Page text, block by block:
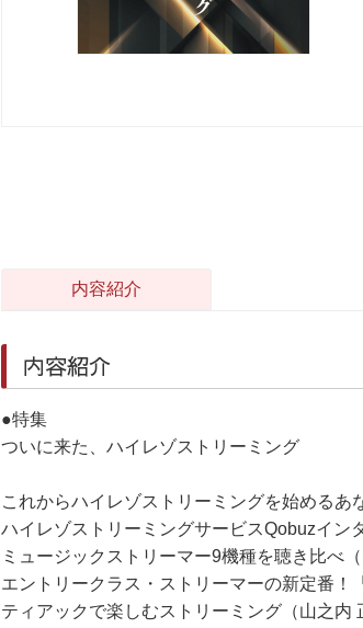
内容紹介
内容紹介
●特集
ついに来た、ハイレゾストリーミング
これからハイレゾストリーミングを始めるあ
ハイレゾストリーミングサービスQobuzイン
ミュージックストリーマー9機種を聴き比べ（
エントリークラス・ストリーマーの新定番！
ティアックで楽しむストリーミング（山之内